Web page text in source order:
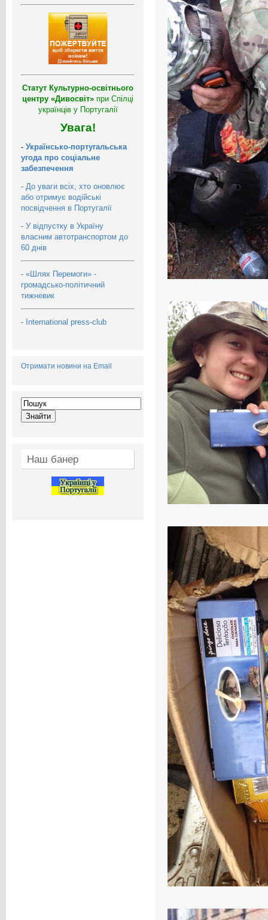
Статут Культурно-освітнього
центру «Дивосвіт» при Спілці
українців у Португалії
Увага!
- Українсько-португальська
угода про соціальне
забезпечення
- До уваги всіх, хто оновлює
або отримує водійські
посвідчення в Португалії
- У відпустку в Україну
власним автотранспортом до
60 днів
- «Шлях Перемоги» -
громадсько-політичний
тижневик
- International press-club
Отримати новини на Email
Наш банер